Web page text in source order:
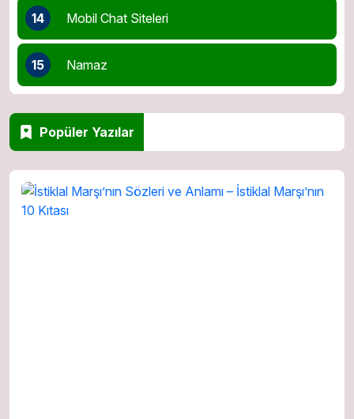
14 Mobil Chat Siteleri
15 Namaz
Popüler Yazılar